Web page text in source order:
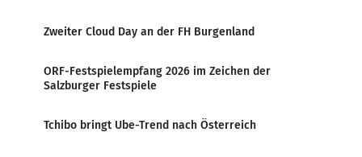
Zweiter Cloud Day an der FH Burgenland
ORF-Festspielempfang 2026 im Zeichen der
Salzburger Festspiele
Tchibo bringt Ube-Trend nach Österreich